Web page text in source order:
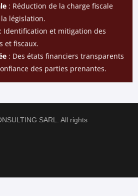
: Réduction de la charge fiscale
législation.
: Identification et mitigation des
et fiscaux.
: Des états financiers transparents
des parties prenantes.
SARL. All rights